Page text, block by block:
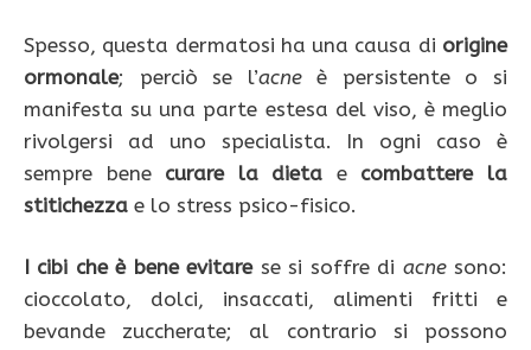
Spesso, questa dermatosi ha una causa di origine
ormonale; perciò se l’acneè persistente o si
manifesta su una parte estesa del viso, è meglio
rivolgersi ad uno specialista. In ogni caso è
sempre bene curare la dieta e combattere la
stitichezza e lo stress psico-fisico.
I cibi che è bene evitarese si soffre di acnesono:
cioccolato, dolci, insaccati, alimenti fritti e
bevande zuccherate; al contrario si possono